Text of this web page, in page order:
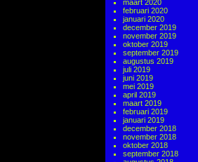
maart 2020
februari 2020
januari 2020
december 2019
november 2019
oktober 2019
september 2019
augustus 2019
juli 2019
juni 2019
mei 2019
april 2019
maart 2019
februari 2019
januari 2019
december 2018
november 2018
oktober 2018
september 2018